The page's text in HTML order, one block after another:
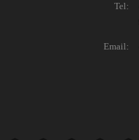
Tel:
Email: